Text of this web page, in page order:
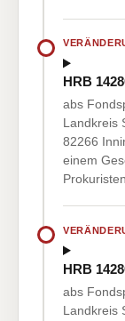
HRB
abs
Landkreis
82266
einem
HRB
abs
Landkreis